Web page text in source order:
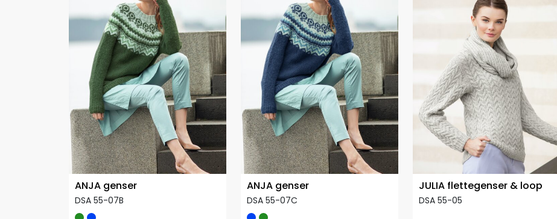
ANJA genser
DSA 55-07B
ANJA genser
DSA 55-07C
JULIA flettegenser & loop
DSA 55-05